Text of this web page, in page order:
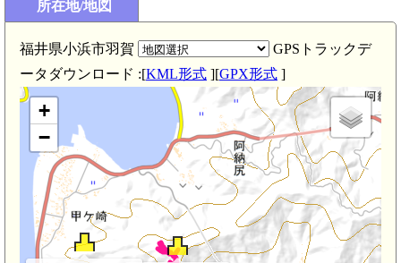
所在地/地図
福井県小浜市羽賀
GPSトラックデ
ータダウンロード :[KML形式 ][GPX形式 ]
+
−